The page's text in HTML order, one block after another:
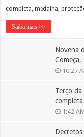
completa, medalha,
Saiba mais >>
Novena
Começa,
10:27
Terço da
completa
1:42 AM